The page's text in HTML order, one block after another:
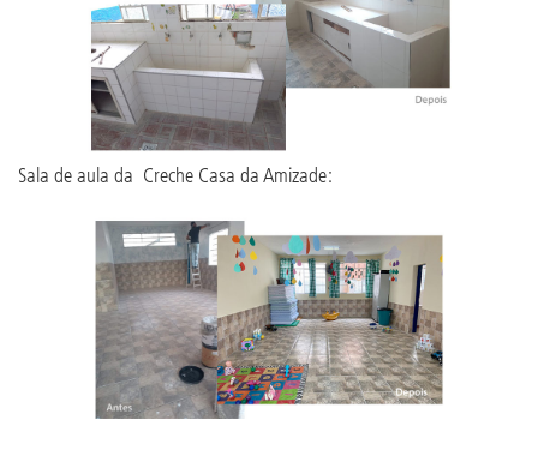
Sala de aula da Creche Casa da Amizade: